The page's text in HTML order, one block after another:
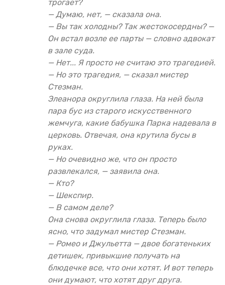
трогает?
— Думаю, нет, — сказала она.
— Вы так холодны? Так жестокосердны? —
Он встал возле ее парты — словно адвокат
в зале суда.
— Нет... Я просто не считаю это трагедией.
— Но это трагедия, — сказал мистер
Стезман.
Элеанора округлила глаза. На ней была
пара бус из старого искусственного
жемчуга, какие бабушка Парка надевала в
церковь. Отвечая, она крутила бусы в
руках.
— Но очевидно же, что он просто
развлекался, — заявила она.
— Кто?
— Шекспир.
— В самом деле?
Она снова округлила глаза. Теперь было
ясно, что задумал мистер Стезман.
— Ромео и Джульетта — двое богатеньких
детишек, привыкшие получать на
блюдечке все, что они хотят. И вот теперь
они думают, что хотят друг друга.